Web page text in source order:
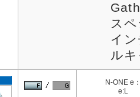
ス
イ
ル
N-ONE e
e:L